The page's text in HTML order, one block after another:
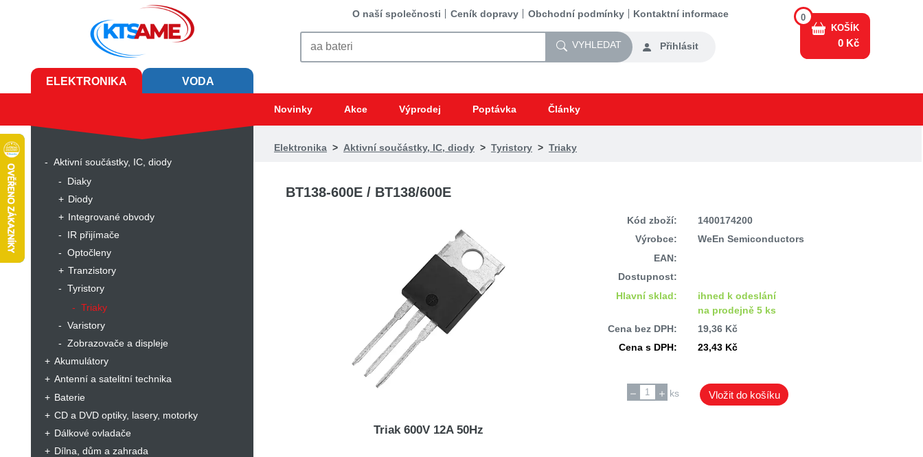
ELEKTRONIKA VODA
O naší společnosti Ceník dopravy Obchodní podmínky Kontaktní informace
Přihlásit
VYHLEDAT
0
KOŠÍK
0 Kč
Novinky Akce Výprodej Poptávka Články
Aktivní součástky, IC, diody
Diaky
Diody
Integrované obvody
IR přijímače
Optočleny
Tranzistory
Tyristory
Triaky
Varistory
Zobrazovače a displeje
Akumulátory
Antenní a satelitní technika
Baterie
CD a DVD optiky, lasery, motorky
Dálkové ovladače
Dílna, dům a zahrada
Elektronika> Aktivní součástky, IC, diody> Tyristory> Triaky
BT138-600E / BT138/600E
Triak 600V 12A 50Hz
Kód zboží:
1400174200
Výrobce:
WeEn Semiconductors
EAN:
Dostupnost:
Hlavní sklad:
ihned k odeslání
na prodejně 5 ks
Cena bez DPH:
19,36 Kč
Cena s DPH:
23,43 Kč
ks Vložit do košíku